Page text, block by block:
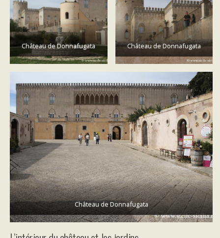
Château de Donnafugata Château de Donnafugata
Château de Donnafugata